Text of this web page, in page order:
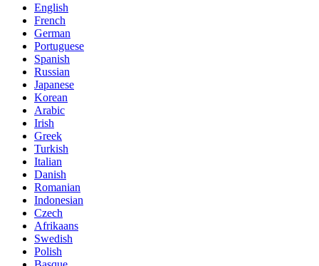
English
French
German
Portuguese
Spanish
Russian
Japanese
Korean
Arabic
Irish
Greek
Turkish
Italian
Danish
Romanian
Indonesian
Czech
Afrikaans
Swedish
Polish